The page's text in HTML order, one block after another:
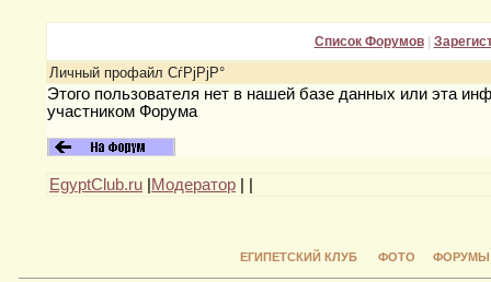
Список Форумов|
Личный профайл СѓРјРјР°
Этого пользователя нет в нашей базе данных или эта
участником Форума
EgyptClub.ru Модератор
ЕГИПЕТСКИЙ КЛУБ ФОТО ФОРУМЫ